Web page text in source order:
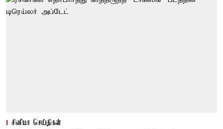
சினிமா செய்திகள்